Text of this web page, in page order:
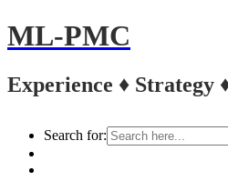
ML-PMC
Experience ♦ Strategy
Search for: